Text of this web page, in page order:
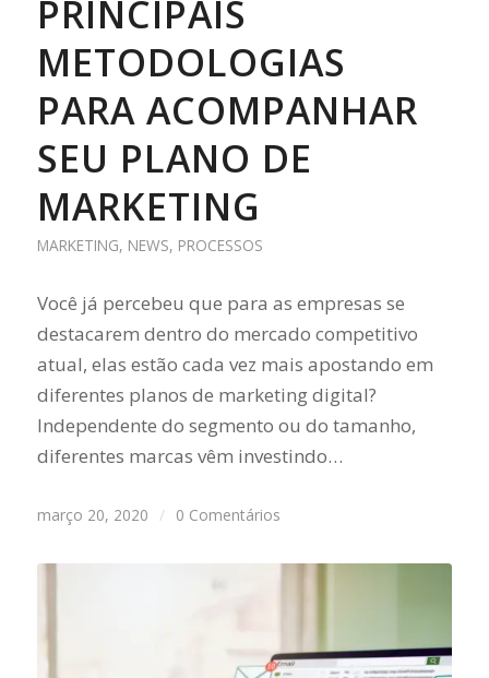
PRINCIPAIS
METODOLOGIAS
PARA ACOMPANHAR
SEU PLANO DE
MARKETING
MARKETING, NEWS, PROCESSOS
Você já percebeu que para as empresas se
destacarem dentro do mercado competitivo
atual, elas estão cada vez mais apostando em
diferentes planos de marketing digital?
Independente do segmento ou do tamanho,
diferentes marcas vêm investindo…
março 20, 2020 / 0 Comentários